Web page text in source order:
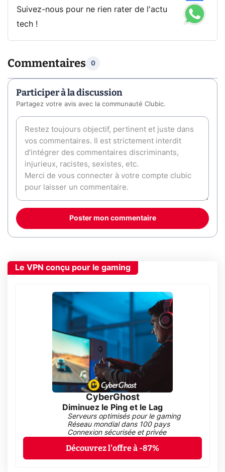
Suivez-nous pour ne rien rater de l'actu
tech !
Commentaires 0
Participer à la discussion
Partagez votre avis avec la communauté Clubic.
Poster mon commentaire
Le VPN conçu pour le gaming
CyberGhost
Diminuez le Ping et le Lag
Serveurs optimisés pour le gaming
Réseau mondial dans 100 pays
Connexion sécurisée et privée
Découvrez l'offre à -87%